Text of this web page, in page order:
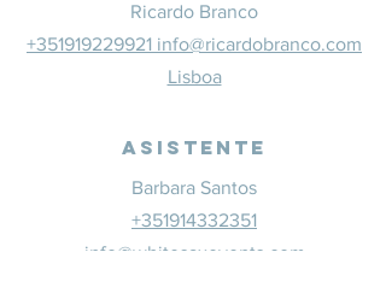
Ricardo Branco
+351919229921 info@ricardobranco.com
Lisboa
Asistente
Barbara Santos
+351914332351
info@whitesaxevents.com